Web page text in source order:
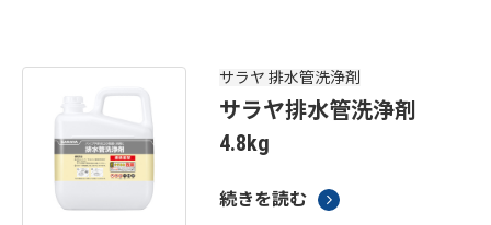
サラヤ 排水管洗浄剤
サラヤ排水管洗浄剤
4.8kg
続きを読む